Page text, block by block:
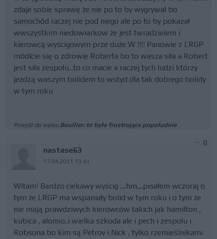
zdaje sobie sprawę że nie po to by wygrywał bo
samochód raczej nie pod niego ale po to by pokazał
wwszystkim niedowiarkow że jest twradzielem i
kierowcą wyścigowym prze duże W !!!! Panowie z LRGP
módlcie się o zdrowie Roberta bo to wasza siła a Robert
jest siła zespołu...to co macie a raczej tych ludzi którzy
jeżdzą waszym bolidem to wstyd dla tak dobrego bolidy
w tym roku
Przejdź do wpisu Boullier: to było frustrujące popołudnie
nastase63
17.04.2011 13:41
0
Witam! Bardzo ciekawy wyścig ....hm....pisałem wczoraj o
tym że LRGP ma wspaniały bolid w tym roku i o tym że
nie mają prawdziwych kierowców takich jak hamilton ,
kubica , alonso..i wielka szkoda ale i pech i zespołu i
Robsona bo kim są Petrov i Nick , tylko rzemieślnikami